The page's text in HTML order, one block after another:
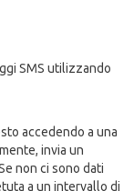
SMS utilizzando
accedendo a una
invia un
non ci sono dati
a un intervallo di